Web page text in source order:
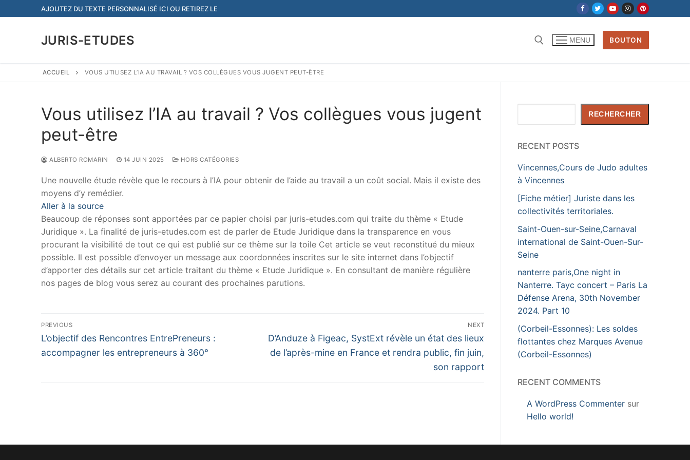
au
AJOUTEZ DU TEXTE PERSONNALISÉ ICI OU RETIREZ LE
JURIS-ETUDES MENU BOUTON
ACCUEIL VOUS UTILISEZ L’IA AU TRAVAIL ? VOS COLLÈGUES VOUS JUGENT PEUT-ÊTRE
Vous utilisez l’IA au travail ? Vos collègues vous jugent
peut-être
ALBERTO ROMARIN 14 JUIN 2025 HORS CATÉGORIES
Une nouvelle étude révèle que le recours à l’IA pour obtenir de l’aide au travail a un coût social. Mais il existe des
moyens d’y remédier.
Aller à la source
Beaucoup de réponses sont apportées par ce papier choisi par juris-etudes.com qui traite du thème « Etude
Juridique ». La finalité de juris-etudes.com est de parler de Etude Juridique dans la transparence en vous
procurant la visibilité de tout ce qui est publié sur ce thème sur la toile Cet article se veut reconstitué du mieux
possible. Il est possible d’envoyer un message aux coordonnées inscrites sur le site internet dans l’objectif
d’apporter des détails sur cet article traitant du thème « Etude Juridique ». En consultant de manière régulière
nos pages de blog vous serez au courant des prochaines parutions.
Navigation
de
l’article
PREVIOUS
Previous
post:
L’objectif des Rencontres EntrePreneurs :
accompagner les entrepreneurs à 360°
NEXT
Next
post:
D’Anduze à Figeac, SystExt révèle un état des lieux
de l’après-mine en France et rendra public, fin juin,
son rapport
RECHERCHER
RECENT POSTS
Vincennes,Cours de Judo adultes
à Vincennes
[Fiche métier] Juriste dans les
collectivités territoriales.
Saint-Ouen-sur-Seine,Carnaval
international de Saint-Ouen-Sur-
Seine
nanterre paris,One night in
Nanterre. Tayc concert – Paris La
Défense Arena, 30th November
2024. Part 10
(Corbeil-Essonnes): Les soldes
flottantes chez Marques Avenue
(Corbeil-Essonnes)
RECENT COMMENTS
A WordPress Commenter sur
Hello world!